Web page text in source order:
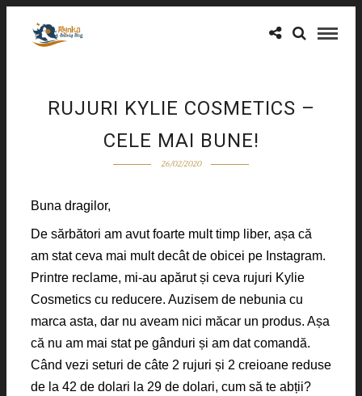
RUJURI KYLIE COSMETICS –
CELE MAI BUNE!
26/02/2020
Buna dragilor,
De sărbători am avut foarte mult timp liber, așa că
am stat ceva mai mult decât de obicei pe Instagram.
Printre reclame, mi-au apărut și ceva rujuri Kylie
Cosmetics cu reducere. Auzisem de nebunia cu
marca asta, dar nu aveam nici măcar un produs. Așa
că nu am mai stat pe gânduri și am dat comandă.
Când vezi seturi de câte 2 rujuri și 2 creioane reduse
de la 42 de dolari la 29 de dolari, cum să te abții?